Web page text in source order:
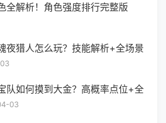
全解析！角色强度排行完整版
夜猎人怎么玩？技能解析+全场景
队如何摸到大金？高概率点位+全
03